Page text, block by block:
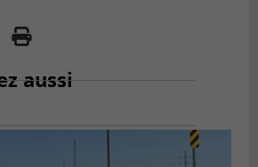
aussi